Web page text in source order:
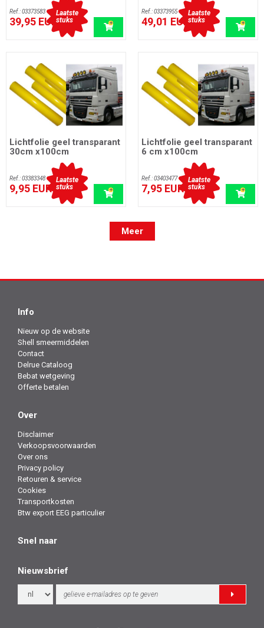
Laatste
stuks
Ref.: 03373583
39,95 EURincl. btw
Laatste
stuks
Ref.: 03373955
49,01 EURincl. btw
Laatste
stuks
Lichtfolie geel transparant
30cm x100cm
Ref.: 03383348
9,95 EURincl. btw
Laatste
stuks
Lichtfolie geel transparant
6 cm x100cm
Ref.: 03403477
7,95 EURincl. btw
Meer
Info
Nieuw op de website
Shell smeermiddelen
Contact
Delrue Cataloog
Bebat wetgeving
Offerte betalen
Over
Disclaimer
Verkoopsvoorwaarden
Over ons
Privacy policy
Retouren & service
Cookies
Transportkosten
Btw export EEG particulier
Snel naar
Nieuwsbrief